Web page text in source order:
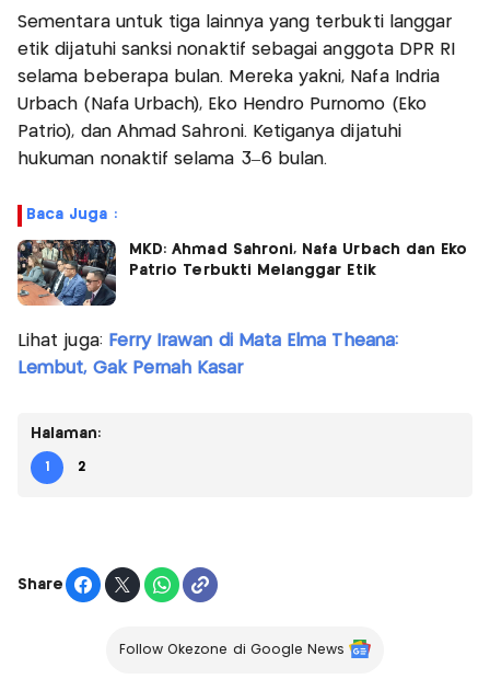
Sementara untuk tiga lainnya yang terbukti langgar
etik dijatuhi sanksi nonaktif sebagai anggota DPR RI
selama beberapa bulan. Mereka yakni, Nafa Indria
Urbach (Nafa Urbach), Eko Hendro Purnomo (Eko
Patrio), dan Ahmad Sahroni. Ketiganya dijatuhi
hukuman nonaktif selama 3–6 bulan.
Baca Juga :
MKD: Ahmad Sahroni, Nafa Urbach dan Eko
Patrio Terbukti Melanggar Etik
Lihat juga: Ferry Irawan di Mata Elma Theana:
Lembut, Gak Pernah Kasar
Halaman:
1 2
Share
Follow Okezone di Google News